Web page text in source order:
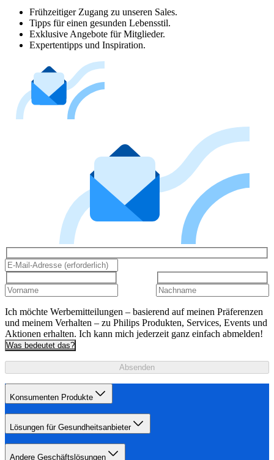
Frühzeitiger Zugang zu unseren Sales.
Tipps für einen gesunden Lebensstil.
Exklusive Angebote für Mitglieder.
Expertentipps und Inspiration.
Ich möchte Werbemitteilungen – basierend auf meinen Präferenzen
und meinem Verhalten – zu Philips Produkten, Services, Events und
Aktionen erhalten. Ich kann mich jederzeit ganz einfach abmelden!
Was bedeutet das?
Absenden
Konsumenten Produkte
Lösungen für Gesundheitsanbieter
Andere Geschäftslösungen